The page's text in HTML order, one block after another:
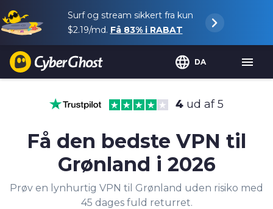
Surf og stream sikkert fra kun
$2.19/md. Få 83%i RABAT
DA
4 ud af 5
Få den bedste VPN til
Grønland i 2026
Prøv en lynhurtig VPN til Grønland uden risiko med
45 dages fuld returret.